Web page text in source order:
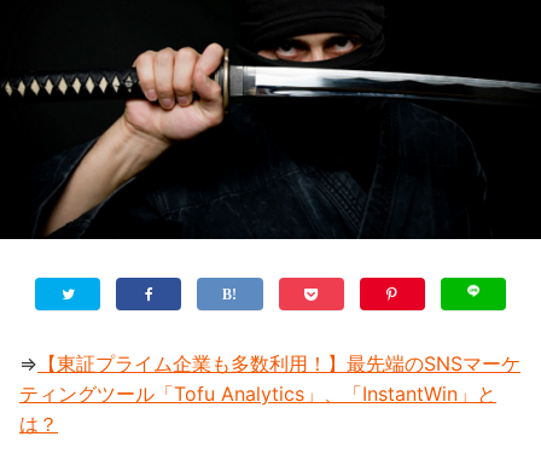
⇒ 【東証プライム企業も多数利用！】最先端のSNSマーケ
ティングツール「Tofu Analytics」、「InstantWin」と
は？